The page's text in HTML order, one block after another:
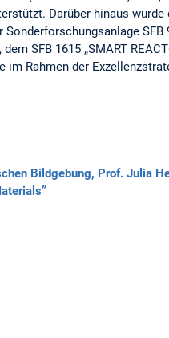
Darüber hinaus
SFB 1615 „SMART
Rahmen der
Bildgebung, Prof. Julia